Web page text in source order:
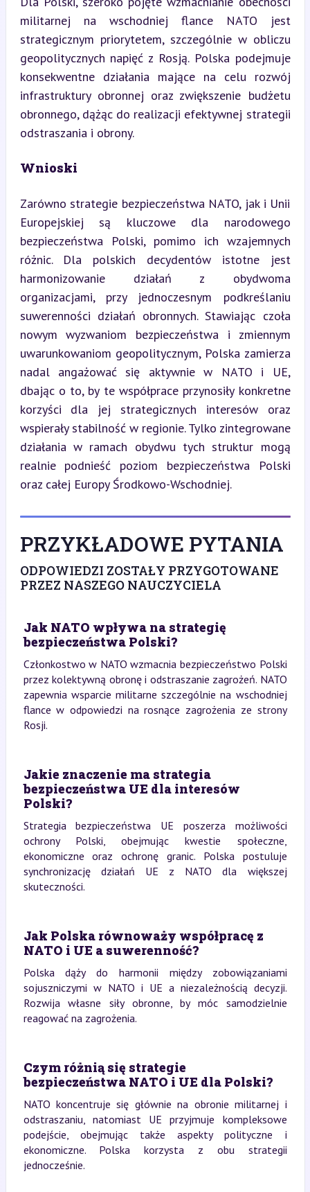
militarnej na wschodniej flance NATO jest
strategicznym priorytetem, szczególnie w obliczu
geopolitycznych napięć z Rosją. Polska podejmuje
konsekwentne działania mające na celu rozwój
infrastruktury obronnej oraz zwiększenie budżetu
obronnego, dążąc do realizacji efektywnej strategii
odstraszania i obrony.
Wnioski
Zarówno strategie bezpieczeństwa NATO, jak i Unii
Europejskiej są kluczowe dla narodowego
bezpieczeństwa Polski, pomimo ich wzajemnych
różnic. Dla polskich decydentów istotne jest
harmonizowanie działań z obydwoma
organizacjami, przy jednoczesnym podkreślaniu
suwerenności działań obronnych. Stawiając czoła
nowym wyzwaniom bezpieczeństwa i zmiennym
uwarunkowaniom geopolitycznym, Polska zamierza
nadal angażować się aktywnie w NATO i UE,
dbając o to, by te współprace przynosiły konkretne
korzyści dla jej strategicznych interesów oraz
wspierały stabilność w regionie. Tylko zintegrowane
działania w ramach obydwu tych struktur mogą
realnie podnieść poziom bezpieczeństwa Polski
oraz całej Europy Środkowo-Wschodniej.
PRZYKŁADOWE PYTANIA
ODPOWIEDZI ZOSTAŁY PRZYGOTOWANE
PRZEZ NASZEGO NAUCZYCIELA
Jak NATO wpływa na strategię
bezpieczeństwa Polski?
Członkostwo w NATO wzmacnia bezpieczeństwo Polski
przez kolektywną obronę i odstraszanie zagrożeń. NATO
zapewnia wsparcie militarne szczególnie na wschodniej
flance w odpowiedzi na rosnące zagrożenia ze strony
Rosji.
Jakie znaczenie ma strategia
bezpieczeństwa UE dla interesów
Polski?
Strategia bezpieczeństwa UE poszerza możliwości
ochrony Polski, obejmując kwestie społeczne,
ekonomiczne oraz ochronę granic. Polska postuluje
synchronizację działań UE z NATO dla większej
skuteczności.
Jak Polska równoważy współpracę z
NATO i UE a suwerenność?
Polska dąży do harmonii między zobowiązaniami
sojuszniczymi w NATO i UE a niezależnością decyzji.
Rozwija własne siły obronne, by móc samodzielnie
reagować na zagrożenia.
Czym różnią się strategie
bezpieczeństwa NATO i UE dla Polski?
NATO koncentruje się głównie na obronie militarnej i
odstraszaniu, natomiast UE przyjmuje kompleksowe
podejście, obejmując także aspekty polityczne i
ekonomiczne. Polska korzysta z obu strategii
jednocześnie.